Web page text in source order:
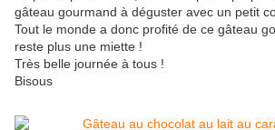
gâteau gourmand à déguster avec un petit
Tout le monde a donc profité de ce gâteau
reste plus une miette !
Très belle journée à tous !
Bisous